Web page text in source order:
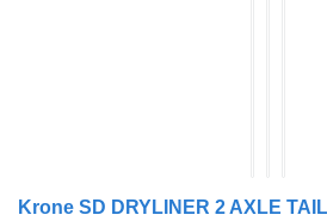
Krone SD DRYLINER 2 AXLE